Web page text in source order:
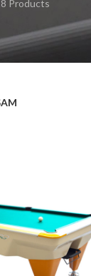
Products